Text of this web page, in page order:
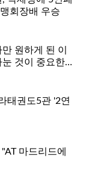
회장배 우승
원하게 된 이
눈 것이 중요한
태권도5관 '2연
마드리드에